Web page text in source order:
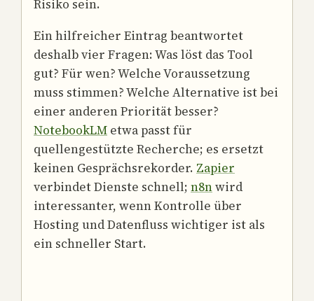
Risiko sein.
Ein hilfreicher Eintrag beantwortet
deshalb vier Fragen: Was löst das Tool
gut? Für wen? Welche Voraussetzung
muss stimmen? Welche Alternative ist bei
einer anderen Priorität besser?
NotebookLM etwa passt für
quellengestützte Recherche; es ersetzt
keinen Gesprächsrekorder. Zapier
verbindet Dienste schnell; n8nwird
interessanter, wenn Kontrolle über
Hosting und Datenfluss wichtiger ist als
ein schneller Start.